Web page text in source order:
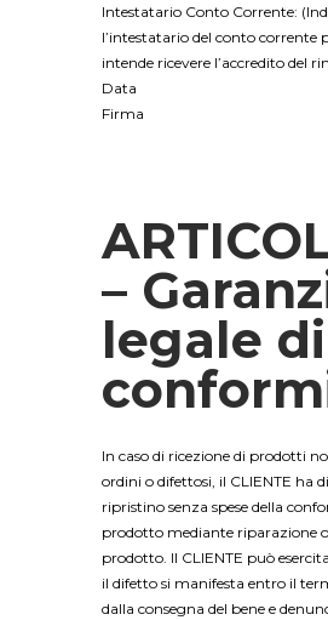
Intestatario Conto Corrente:
l’intestatario del conto corrente
intende ricevere l’accredito del
Data
Firma
–
legale di
In caso di ricezione di prodotti
ordini o difettosi, il CLIENTE ha
ripristino senza spese della
prodotto mediante riparazione
prodotto. Il CLIENTE può
il difetto si manifesta entro il
dalla consegna del bene e